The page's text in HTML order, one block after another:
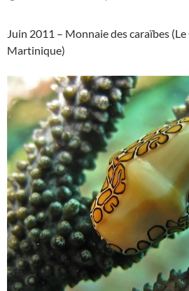
Juin 2011 – Monnaie des caraïbes (Le
Martinique)